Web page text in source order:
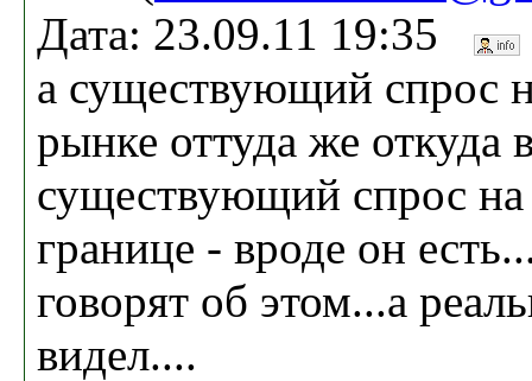
Дата: 23.09.11 19:35
а существующий спрос
рынке оттуда же откуда
существующий спрос на
границе - вроде он
говорят об этом...а
видел....